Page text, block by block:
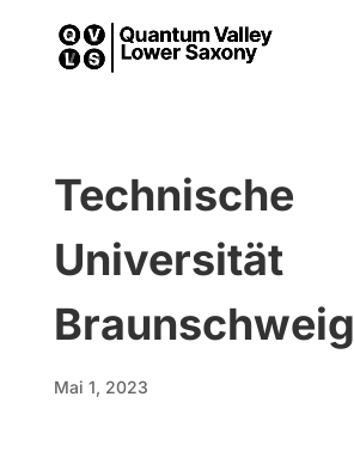
Technische
Universität
Braunschweig
Mai 1, 2023